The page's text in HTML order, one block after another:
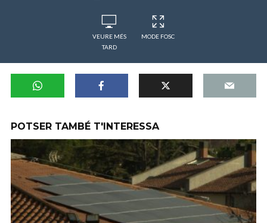
VEURE MÉS
TARD
MODE FOSC
POTSER TAMBÉ T'INTERESSA